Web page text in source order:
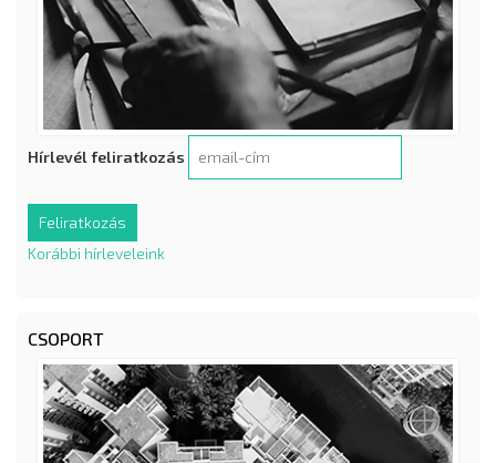
Hírlevél feliratkozás
Korábbi hírleveleink
CSOPORT